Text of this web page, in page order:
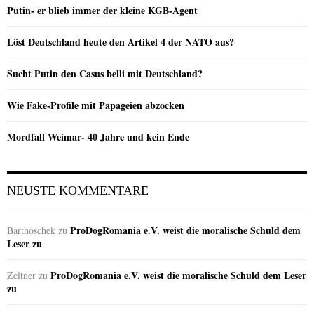
Putin- er blieb immer der kleine KGB-Agent
Löst Deutschland heute den Artikel 4 der NATO aus?
Sucht Putin den Casus belli mit Deutschland?
Wie Fake-Profile mit Papageien abzocken
Mordfall Weimar- 40 Jahre und kein Ende
NEUSTE KOMMENTARE
Barthoschek zu ProDogRomania e.V. weist die moralische Schuld dem
Leser zu
Zeltner zu ProDogRomania e.V. weist die moralische Schuld dem Leser
zu